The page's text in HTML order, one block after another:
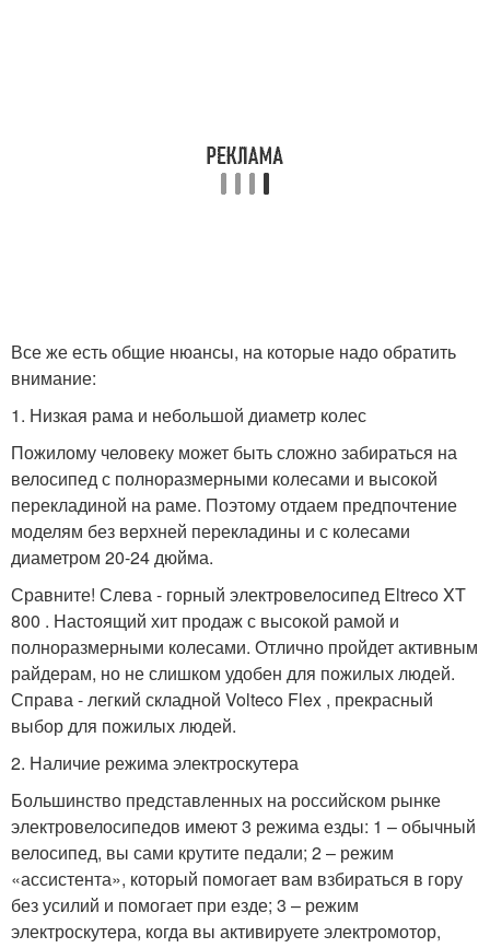
Все же есть общие нюансы, на которые надо обратить
внимание:
1. Низкая рама и небольшой диаметр колес
Пожилому человеку может быть сложно забираться на
велосипед с полноразмерными колесами и высокой
перекладиной на раме. Поэтому отдаем предпочтение
моделям без верхней перекладины и с колесами
диаметром 20-24 дюйма.
Сравните! Слева - горный электровелосипед Eltreco XT
800 . Настоящий хит продаж с высокой рамой и
полноразмерными колесами. Отлично пройдет активным
райдерам, но не слишком удобен для пожилых людей.
Справа - легкий складной Volteco Flex , прекрасный
выбор для пожилых людей.
2. Наличие режима электроскутера
Большинство представленных на российском рынке
электровелосипедов имеют 3 режима езды: 1 – обычный
велосипед, вы сами крутите педали; 2 – режим
«ассистента», который помогает вам взбираться в гору
без усилий и помогает при езде; 3 – режим
электроскутера, когда вы активируете электромотор,